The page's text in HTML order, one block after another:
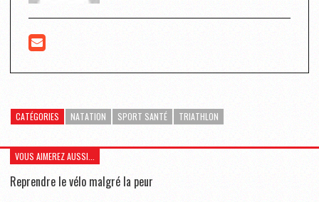
CATÉGORIES NATATION SPORT SANTÉ TRIATHLON
VOUS AIMEREZ AUSSI...
Reprendre le vélo malgré la peur